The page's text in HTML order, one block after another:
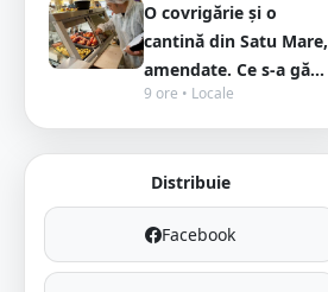
O covrigărie și o
cantină din Satu Mare,
amendate. Ce s-a gă...
9 ore • Locale
Distribuie
Facebook